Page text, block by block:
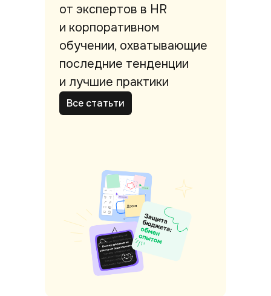
от экспертов в HR
и корпоративном
обучении, охватывающие
последние тенденции
и лучшие практики
Все статьти